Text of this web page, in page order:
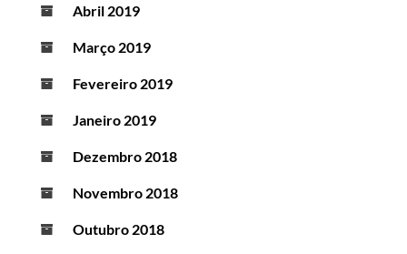
Abril 2019
Março 2019
Fevereiro 2019
Janeiro 2019
Dezembro 2018
Novembro 2018
Outubro 2018